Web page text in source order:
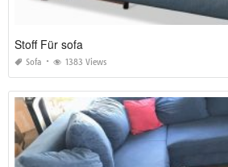
Stoff Für sofa
Sofa 1383 Views